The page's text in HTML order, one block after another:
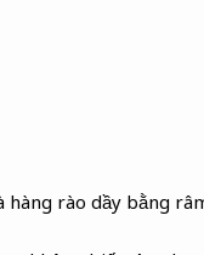
hàng rào dầy bằng